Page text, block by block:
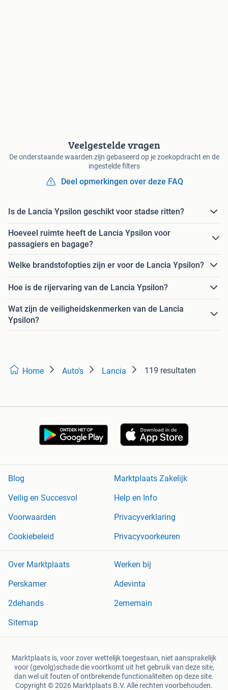
Veelgestelde vragen
De onderstaande waarden zijn gebaseerd op je zoekopdracht en de
ingestelde filters
Deel opmerkingen over deze FAQ
Is de Lancia Ypsilon geschikt voor stadse ritten?
Hoeveel ruimte heeft de Lancia Ypsilon voor
passagiers en bagage?
Welke brandstofopties zijn er voor de Lancia Ypsilon?
Hoe is de rijervaring van de Lancia Ypsilon?
Wat zijn de veiligheidskenmerken van de Lancia
Ypsilon?
Home Auto's Lancia 119 resultaten
Blog
Marktplaats Zakelijk
Veilig en Succesvol
Help en Info
Voorwaarden
Privacyverklaring
Cookiebeleid
Privacyvoorkeuren
Over Marktplaats
Werken bij
Perskamer
Adevinta
2dehands
2ememain
Sitemap
Marktplaats is, voor zover wettelijk toegestaan, niet aansprakelijk
voor (gevolg)schade die voortkomt uit het gebruik van deze site,
dan wel uit fouten of ontbrekende functionaliteiten op deze site.
Copyright © 2026 Marktplaats B.V. Alle rechten voorbehouden.